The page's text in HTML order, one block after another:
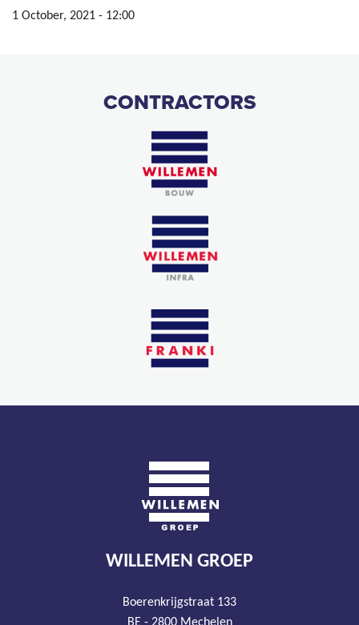
1 October, 2021 - 12:00
CONTRACTORS
WILLEMEN GROEP
Boerenkrijgstraat 133
BE - 2800 Mechelen